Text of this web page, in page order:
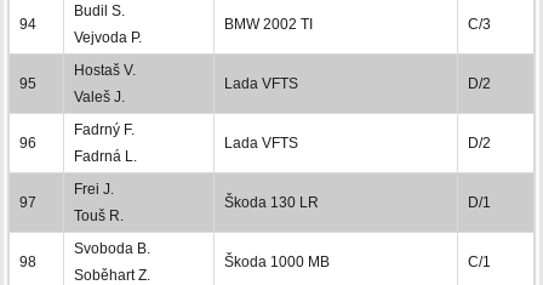
94
Budil S.
Vejvoda P.
BMW 2002 TI C/3
95
Hostaš V.
Valeš J.
Lada VFTS D/2
96
Fadrný F.
Fadrná L.
Lada VFTS D/2
97
Frei J.
Touš R.
Škoda 130 LR D/1
98
Svoboda B.
Soběhart Z.
Škoda 1000 MB C/1